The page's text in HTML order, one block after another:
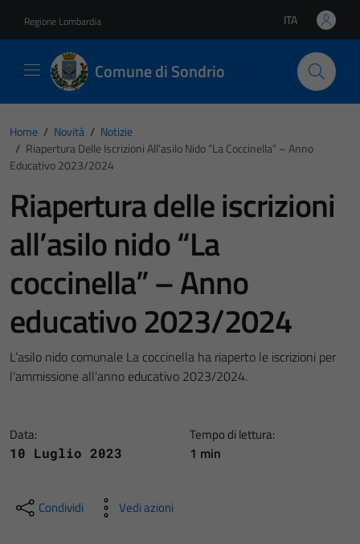
Regione Lombardia Lingua attiva:
ITA
Comune di Sondrio
Home / Novità / Notizie
/ Riapertura Delle Iscrizioni All’asilo Nido “La Coccinella” – Anno
Educativo 2023/2024
Riapertura delle iscrizioni
all’asilo nido “La
coccinella” – Anno
educativo 2023/2024
L’asilo nido comunale La coccinella ha riaperto le iscrizioni per
l'ammissione all'anno educativo 2023/2024.
Data:
10 Luglio 2023
Tempo di lettura:
1 min
Condividi Vedi azioni